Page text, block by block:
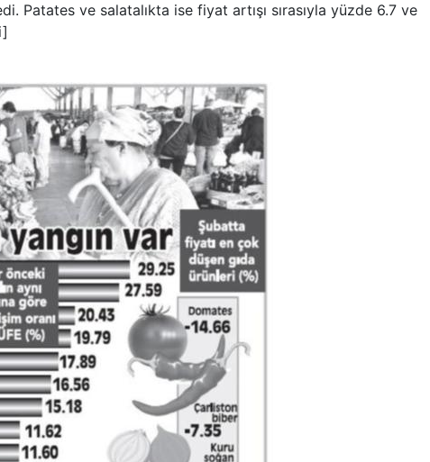
Patates ve salatalıkta ise fiyat artışı sırasıyla yüzde 6.7 ve